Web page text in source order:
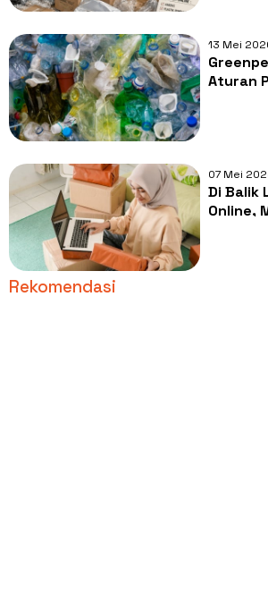
13 Mei
Aturan
07 Mei
Di Balik
Online,
Rekomendasi